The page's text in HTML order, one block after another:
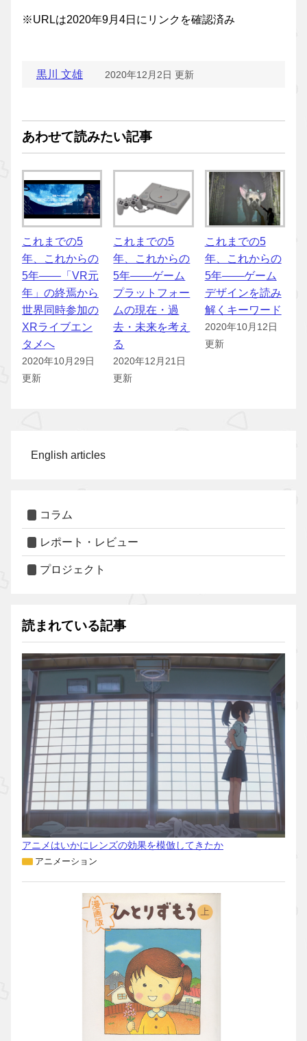
※URLは2020年9月4日にリンクを確認済み
黒川 文雄 2020年12月2日 更新
あわせて読みたい記事
これまでの5
年、これからの
5年――「VR元
年」の終焉から
世界同時参加の
XRライブエン
タメへ
2020年10月29日
更新
これまでの5
年、これからの
5年――ゲーム
プラットフォー
ムの現在・過
去・未来を考え
る
2020年12月21日
更新
これまでの5
年、これからの
5年――ゲーム
デザインを読み
解くキーワード
2020年10月12日
更新
English articles
コラム
レポート・レビュー
プロジェクト
読まれている記事
アニメはいかにレンズの効果を模倣してきたか
アニメーション